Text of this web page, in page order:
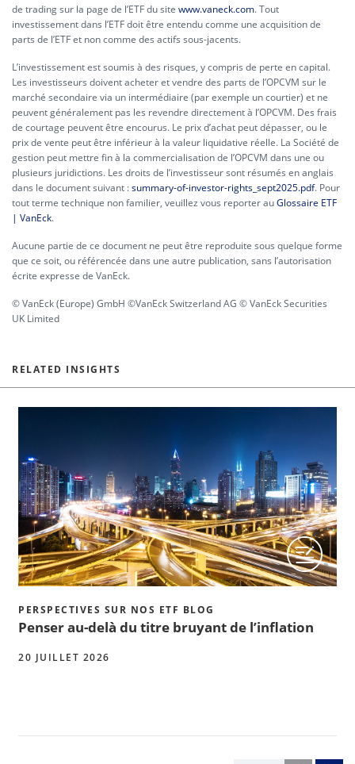
de trading sur la page de l’ETF du site www.vaneck.com. Tout
investissement dans l’ETF doit être entendu comme une acquisition de
parts de l’ETF et non comme des actifs sous-jacents.
L’investissement est soumis à des risques, y compris de perte en capital.
Les investisseurs doivent acheter et vendre des parts de l’OPCVM sur le
marché secondaire via un intermédiaire (par exemple un courtier) et ne
peuvent généralement pas les revendre directement à l’OPCVM. Des frais
de courtage peuvent être encourus. Le prix d’achat peut dépasser, ou le
prix de vente peut être inférieur à la valeur liquidative réelle. La Société de
gestion peut mettre fin à la commercialisation de l’OPCVM dans une ou
plusieurs juridictions. Les droits de l’investisseur sont résumés en anglais
dans le document suivant :summary-of-investor-rights_sept2025.pdf. Pour
tout terme technique non familier, veuillez vous reporter auGlossaire ETF
| VanEck.
Aucune partie de ce document ne peut être reproduite sous quelque forme
que ce soit, ou référencée dans une autre publication, sans l’autorisation
écrite expresse de VanEck.
© VanEck (Europe) GmbH ©VanEck Switzerland AG © VanEck Securities
UK Limited
RELATED INSIGHTS
PERSPECTIVES SUR NOS ETF BLOG
Penser au-delà du titre bruyant de l’inflation
20 JUILLET 2026